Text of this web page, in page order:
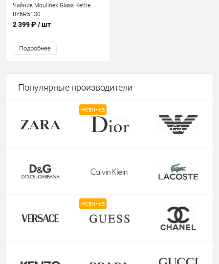
Чайник Moulinex Glass Kettle
BY6R5130
2 399 ₽/ шт
Подробнее
Популярные производители
Новинка
Новинка